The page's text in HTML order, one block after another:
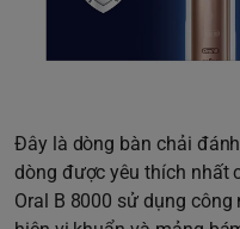
Đây là dòng bàn chải
dòng được yêu thích nhất
Oral B 8000 sử dụng